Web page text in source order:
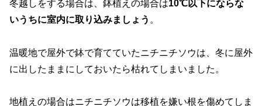
冬越しをする場合は、鉢植えの場合は10℃以下にならな
いうちに室内に取り込みましょう 。
温暖地で屋外で鉢で育てていたニチニチソウは、冬に屋外
に出したままにしておいたら枯れてしまいました。
地植えの場合はニチニチソウは移植を嫌い根を傷めてしま